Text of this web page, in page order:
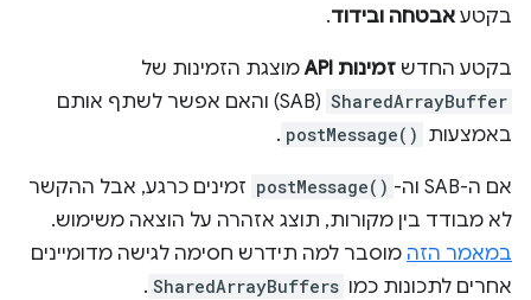
בקטע אבטחה ובידוד.
בקטע החדש זמינות API מוצגת הזמינות של
SharedArrayBuffer
(SAB) והאם אפשר לשתף אותם
באמצעות postMessage()
.
אם ה-SAB וה- postMessage() זמינים כרגע, אבל ההקשר
לא מבודד בין מקורות, תוצג אזהרה על הוצאה משימוש.
במאמר הזה מוסבר למה תידרש חסימה לגישה מדומיינים
אחרים לתכונות כמו SharedArrayBuffers
.